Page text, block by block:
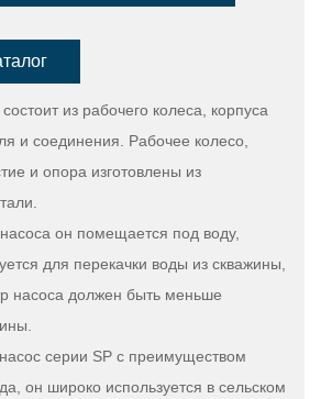
из рабочего колеса, корпуса
и соединения. Рабочее колесо,
и опора изготовлены из
он помещается под воду,
для перекачки воды из скважины,
насоса должен быть меньше
серии SP с преимуществом
он широко используется в сельском